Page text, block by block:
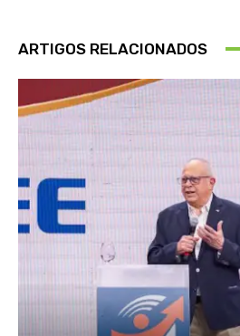
ARTIGOS RELACIONADOS